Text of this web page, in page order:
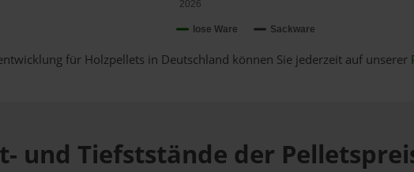
lose Ware Sackware
2026
für Holzpellets in Deutschland können Sie jederzeit auf unserer
und Tiefststände der